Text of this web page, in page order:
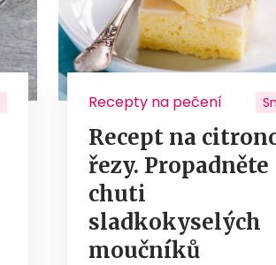
Recepty na pečení
Recept na
řezy. Propadněte
chuti
sladkokyselých
moučníků